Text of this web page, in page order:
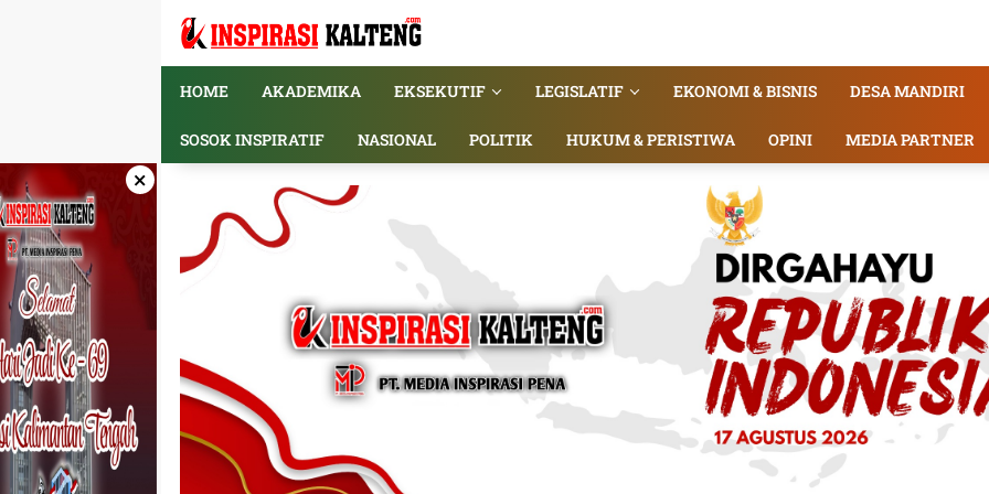
HOME
AKADEMIKA EKSEKUTIF LEGISLATIF EKONOMI & BISNIS DESA MANDIRI
SOSOK INSPIRATIF NASIONAL POLITIK HUKUM & PERISTIWA OPINI MEDIA PARTNER
×